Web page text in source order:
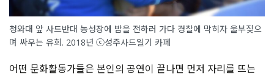
청와대 앞 사드반대 농성장에 밥을 전하러 가다 경찰에 막히자 울부짖으
며 싸우는 유희. 2018년 ⓒ성주사드일기 카페
어떤 문화활동가들은 본인의 공연이 끝나면 먼저 자리를 뜨는